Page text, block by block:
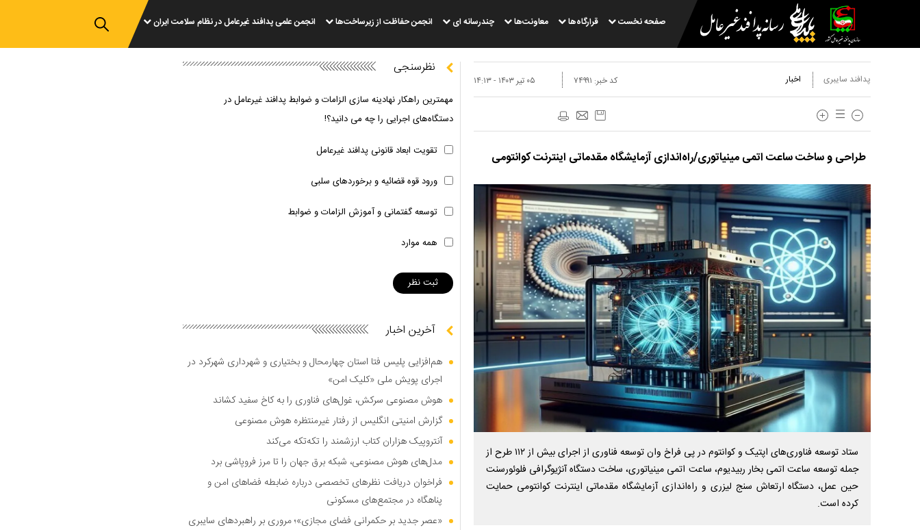
صفحه نخست قرارگاه‌ها معاونت‌ها چندرسانه ای انجمن حفاظت از زیرساخت‌ها انجمن علمی پدافند غیرعامل در نظام سلامت ایران
پدافند سایبری اخبار ۰۵ تير ۱۴۰۳ - ۱۴:۱۳ کد خبر: ۷۴۹۹۱
طراحی و ساخت ساعت اتمی مینیاتوری/راه‌اندازی آزمایشگاه مقدماتی اینترنت کوانتومی
ستاد توسعه فناوری‌های اپتیک و کوانتوم در پی فراخ وان توسعه فناوری از اجرای بیش از ۱۱۲ طرح از
جمله توسعه ساعت اتمی بخار ربیدیوم، ساعت اتمی مینیاتوری، ساخت دستگاه آنژیوگرافی فلوئورسنت
حین عمل، دستگاه ارتعاش سنج لیزری و راه‌اندازی آزمایشگاه مقدماتی اینترنت کوانتومی حمایت
کرده است.
نظرسنجی
مهمترین راهکار نهادینه سازی الزامات و ضوابط پدافند غیرعامل در
دستگاه‌های اجرایی را چه می دانید؟!
تقویت ابعاد قانونی پدافند غیرعامل
ورود قوه قضائیه و برخوردهای سلبی
توسعه گفتمانی و آموزش الزامات و ضوابط
همه موارد
آخرین اخبار
هم‌افزایی پلیس فتا استان چهارمحال و بختیاری و شهرداری شهرکرد در
اجرای پویش ملی «کلیک امن»
هوش مصنوعی سرکش، غول‌های فناوری را به کاخ سفید کشاند
گزارش امنیتی انگلیس از رفتار غیرمنتظره هوش مصنوعی
آنتروپیک هزاران کتاب ارزشمند را تکه‌تکه می‌کند
مدل‌های هوش مصنوعی، شبکه برق جهان را تا مرز فروپاشی برد
فراخوان دریافت نظر‌های تخصصی درباره ضابطه فضا‌های امن و
پناهگاه در مجتمع‌های مسکونی
«عصر جدید بر حکمرانی فضای مجازی»؛ مروری بر راهبرد‌های سایبری